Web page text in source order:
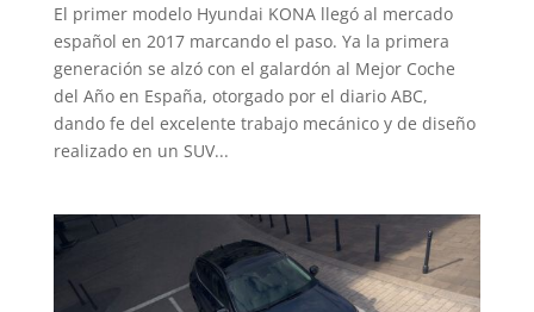
El primer modelo Hyundai KONA llegó al mercado
español en 2017 marcando el paso. Ya la primera
generación se alzó con el galardón al Mejor Coche
del Año en España, otorgado por el diario ABC,
dando fe del excelente trabajo mecánico y de diseño
realizado en un SUV...